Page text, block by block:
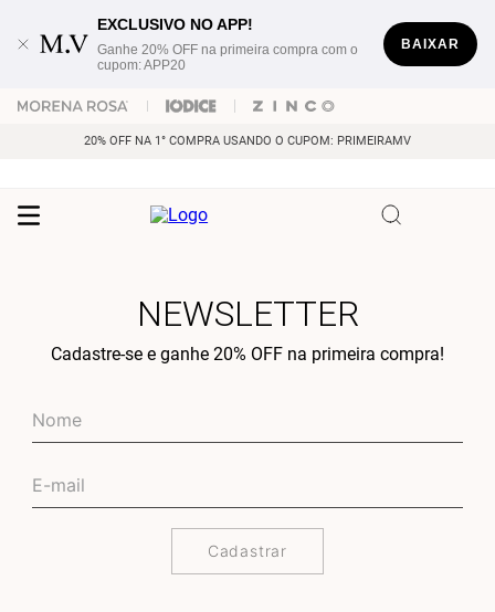
EXCLUSIVO NO APP!
Ganhe 20% OFF na primeira compra com o
cupom: APP20
BAIXAR
20% OFF NA 1° COMPRA USANDO O CUPOM: PRIMEIRAMV
NEWSLETTER
Cadastre-se e ganhe 20% OFF na primeira compra!
Cadastrar